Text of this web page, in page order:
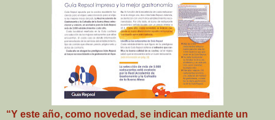
“Y este año, como novedad, se indican mediante un